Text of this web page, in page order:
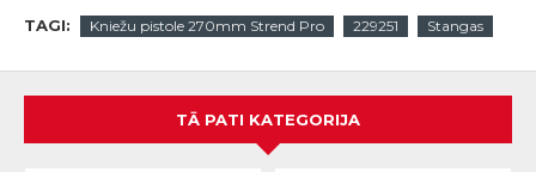
TAGI: Kniežu pistole 270mm Strend Pro 229251 Stangas
TĀ PATI KATEGORIJA